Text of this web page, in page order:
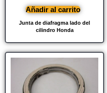
Junta de diafragma lado del
cilindro Honda
Añadir al carrito